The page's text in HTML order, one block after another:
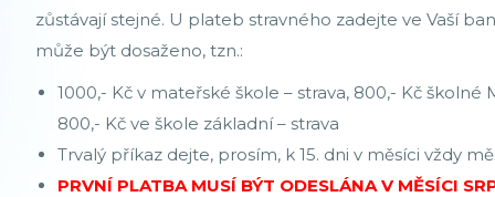
zůstávají stejné. U plateb stravného zadejte ve Vaší
může být dosaženo, tzn.:
1000,- Kč v mateřské škole – strava, 800,- Kč školné
800,- Kč ve škole základní – strava
Trvalý příkaz dejte, prosím, k 15. dni v měsíci vždy
PRVNÍ PLATBA MUSÍ BÝT ODESLÁNA V MĚSÍCI